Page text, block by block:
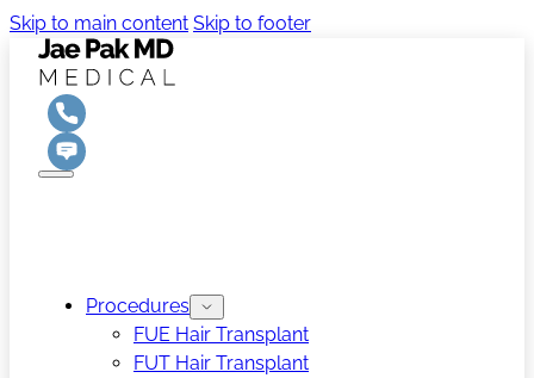
Skip to main content Skip to footer
Procedures
FUE Hair Transplant
FUT Hair Transplant